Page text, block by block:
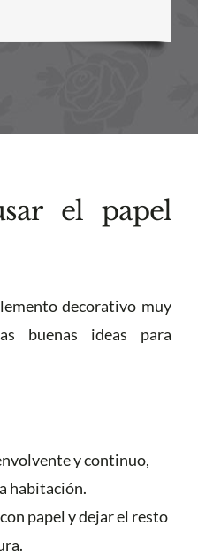
el papel
decorativo muy
buenas ideas para
y continuo,
habitación.
papel y dejar el resto